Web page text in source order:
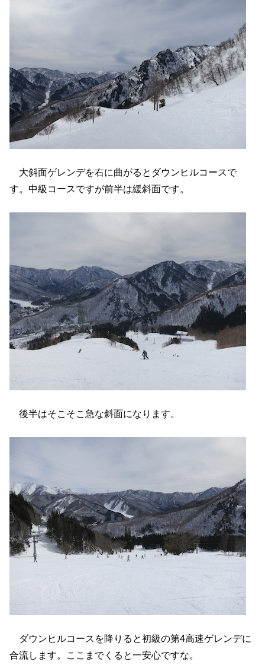
大斜面ゲレンデを右に曲がるとダウンヒルコースで
す。中級コースですが前半は緩斜面です。
後半はそこそこ急な斜面になります。
ダウンヒルコースを降りると初級の第4高速ゲレンデに
合流します。ここまでくると一安心ですな。